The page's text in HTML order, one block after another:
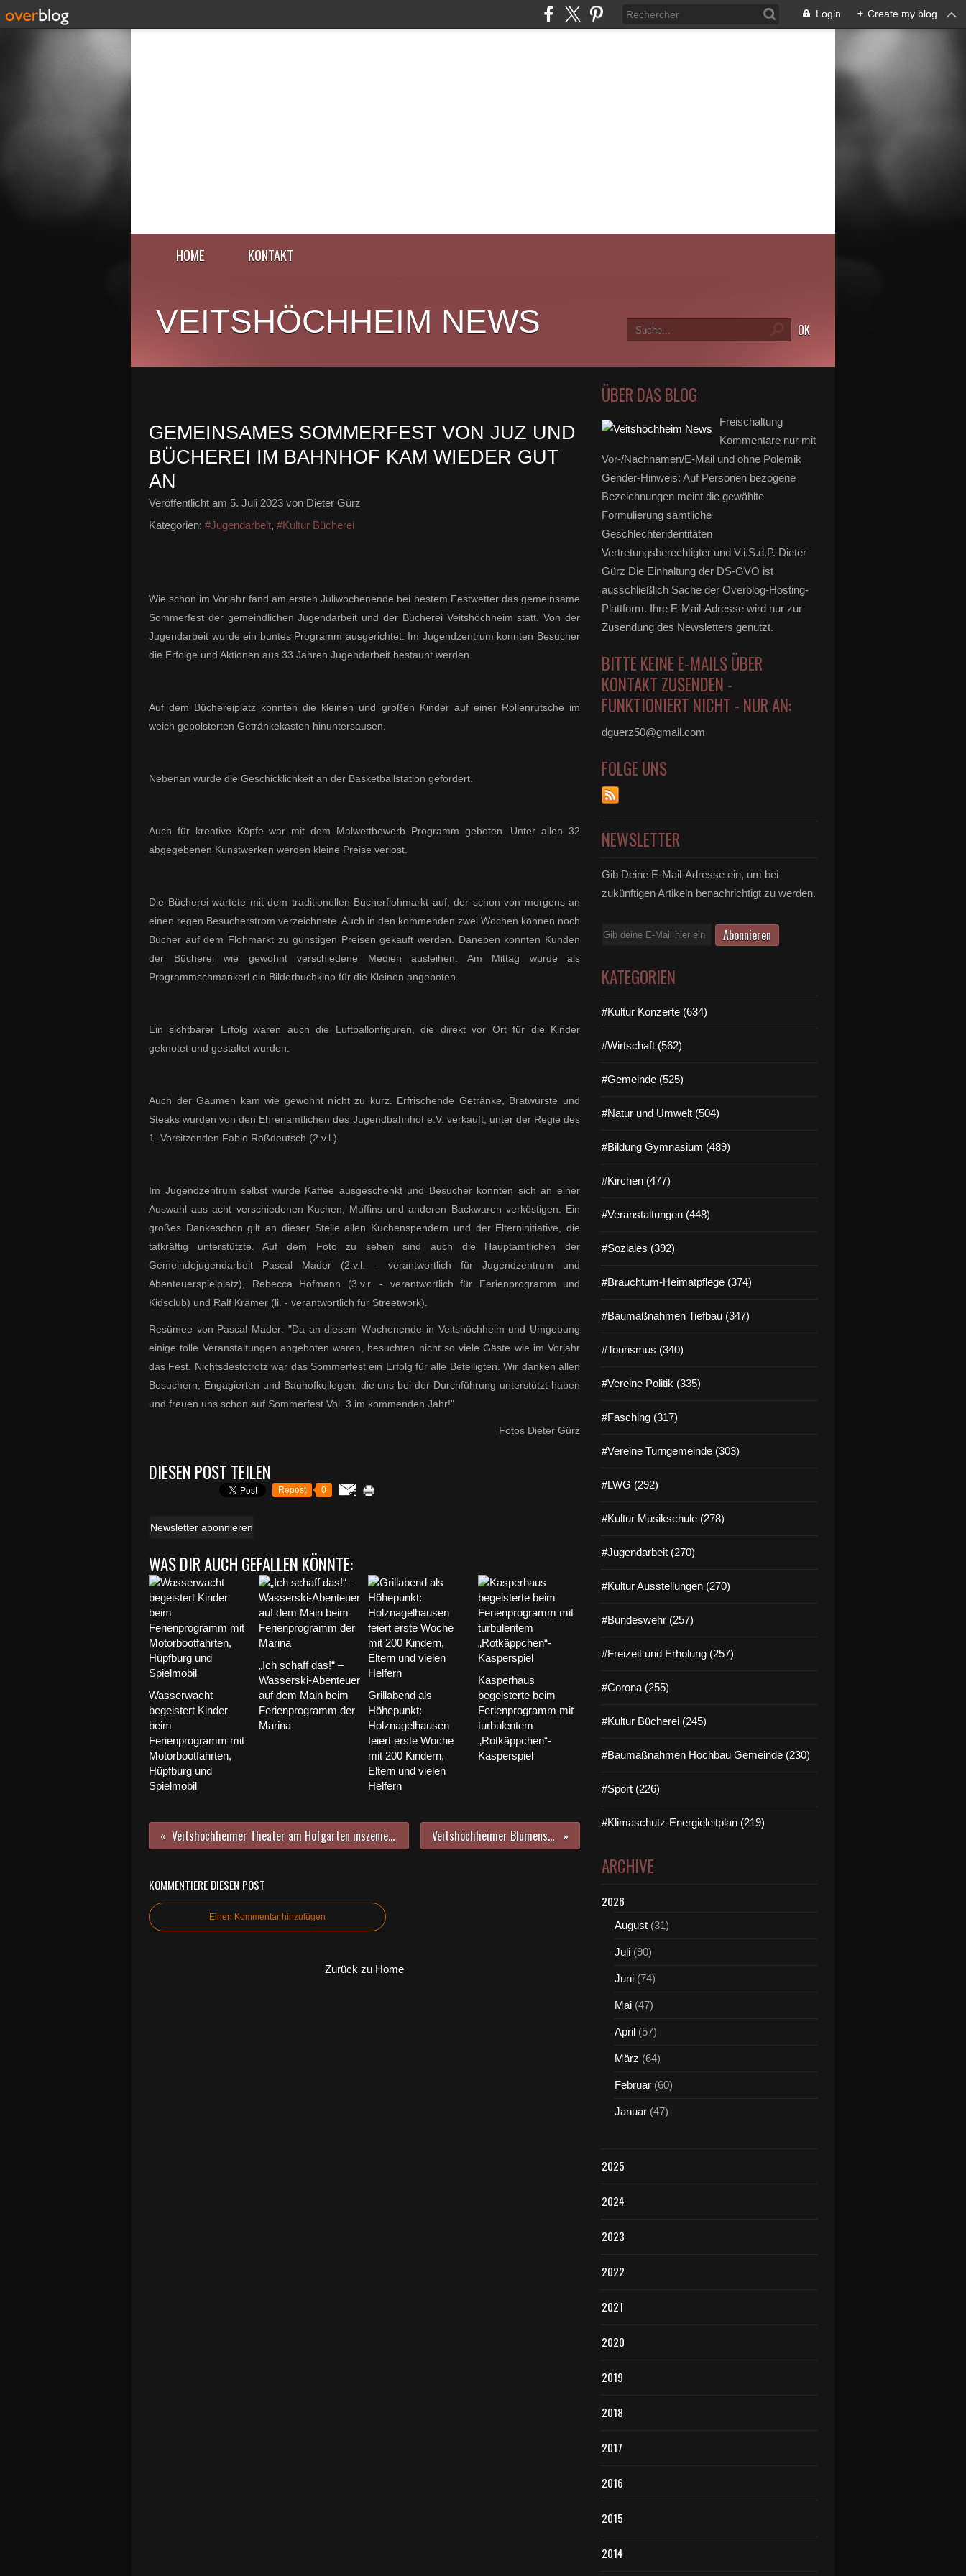
Login + Create my blog
HOME KONTAKT
VEITSHÖCHHEIM NEWS
GEMEINSAMES SOMMERFEST VON JUZ UND
BÜCHEREI IM BAHNHOF KAM WIEDER GUT
AN
Veröffentlicht am 5. Juli 2023 von Dieter Gürz
Kategorien: #Jugendarbeit, #Kultur Bücherei
Wie schon im Vorjahr fand am ersten Juliwochenende bei bestem Festwetter das gemeinsame
Sommerfest der gemeindlichen Jugendarbeit und der Bücherei Veitshöchheim statt. Von der
Jugendarbeit wurde ein buntes Programm ausgerichtet: Im Jugendzentrum konnten Besucher
die Erfolge und Aktionen aus 33 Jahren Jugendarbeit bestaunt werden.
Auf dem Büchereiplatz konnten die kleinen und großen Kinder auf einer Rollenrutsche im
weich gepolsterten Getränkekasten hinuntersausen.
Nebenan wurde die Geschicklichkeit an der Basketballstation gefordert.
Auch für kreative Köpfe war mit dem Malwettbewerb Programm geboten. Unter allen 32
abgegebenen Kunstwerken werden kleine Preise verlost.
Die Bücherei wartete mit dem traditionellen Bücherflohmarkt auf, der schon von morgens an
einen regen Besucherstrom verzeichnete. Auch in den kommenden zwei Wochen können noch
Bücher auf dem Flohmarkt zu günstigen Preisen gekauft werden. Daneben konnten Kunden
der Bücherei wie gewohnt verschiedene Medien ausleihen. Am Mittag wurde als
Programmschmankerl ein Bilderbuchkino für die Kleinen angeboten.
Ein sichtbarer Erfolg waren auch die Luftballonfiguren, die direkt vor Ort für die Kinder
geknotet und gestaltet wurden.
Auch der Gaumen kam wie gewohnt nicht zu kurz. Erfrischende Getränke, Bratwürste und
Steaks wurden von den Ehrenamtlichen des Jugendbahnhof e.V. verkauft, unter der Regie des
1. Vorsitzenden Fabio Roßdeutsch (2.v.l.).
Im Jugendzentrum selbst wurde Kaffee ausgeschenkt und Besucher konnten sich an einer
Auswahl aus acht verschiedenen Kuchen, Muffins und anderen Backwaren verköstigen. Ein
großes Dankeschön gilt an dieser Stelle allen Kuchenspendern und der Elterninitiative, die
tatkräftig unterstützte. Auf dem Foto zu sehen sind auch die Hauptamtlichen der
Gemeindejugendarbeit Pascal Mader (2.v.l. - verantwortlich für Jugendzentrum und
Abenteuerspielplatz), Rebecca Hofmann (3.v.r. - verantwortlich für Ferienprogramm und
Kidsclub) und Ralf Krämer (li. - verantwortlich für Streetwork).
Resümee von Pascal Mader: "Da an diesem Wochenende in Veitshöchheim und Umgebung
einige tolle Veranstaltungen angeboten waren, besuchten nicht so viele Gäste wie im Vorjahr
das Fest. Nichtsdestotrotz war das Sommerfest ein Erfolg für alle Beteiligten. Wir danken allen
Besuchern, Engagierten und Bauhofkollegen, die uns bei der Durchführung unterstützt haben
und freuen uns schon auf Sommerfest Vol. 3 im kommenden Jahr!"
Fotos Dieter Gürz
DIESEN POST TEILEN
Repost 0
Newsletter abonnieren
WAS DIR AUCH GEFALLEN KÖNNTE:
Wasserwacht
begeistert Kinder
beim
Ferienprogramm mit
Motorbootfahrten,
Hüpfburg und
Spielmobil
„Ich schaff das!“ –
Wasserski-Abenteuer
auf dem Main beim
Ferienprogramm der
Marina
Grillabend als
Höhepunkt:
Holznagelhausen
feiert erste Woche
mit 200 Kindern,
Eltern und vielen
Helfern
Kasperhaus
begeisterte beim
Ferienprogramm mit
turbulentem
„Rotkäppchen“-
Kasperspiel
Veitshöchheimer Theater am Hofgarten inszeniert im Hof der Familie Kauppert in Gadheim zwei Einakter über freche Schutzengel und Problemzonen Veitshöchheimer Blumenschmuckwettbewerb 2023 - Jurybegehung am 13. Juli 2023
KOMMENTIERE DIESEN POST
Einen Kommentar hinzufügen
Zurück zu Home
ÜBER DAS BLOG
Freischaltung
Kommentare nur mit
Vor-/Nachnamen/E-Mail und ohne Polemik
Gender-Hinweis: Auf Personen bezogene
Bezeichnungen meint die gewählte
Formulierung sämtliche
Geschlechteridentitäten
Vertretungsberechtigter und V.i.S.d.P. Dieter
Gürz Die Einhaltung der DS-GVO ist
ausschließlich Sache der Overblog-Hosting-
Plattform. Ihre E-Mail-Adresse wird nur zur
Zusendung des Newsletters genutzt.
BITTE KEINE E-MAILS ÜBER
KONTAKT ZUSENDEN -
FUNKTIONIERT NICHT - NUR AN:
dguerz50@gmail.com
FOLGE UNS
NEWSLETTER
Gib Deine E-Mail-Adresse ein, um bei
zukünftigen Artikeln benachrichtigt zu werden.
E-
KATEGORIEN
#Kultur Konzerte (634)
#Wirtschaft (562)
#Gemeinde (525)
#Natur und Umwelt (504)
#Bildung Gymnasium (489)
#Kirchen (477)
#Veranstaltungen (448)
#Soziales (392)
#Brauchtum-Heimatpflege (374)
#Baumaßnahmen Tiefbau (347)
#Tourismus (340)
#Vereine Politik (335)
#Fasching (317)
#Vereine Turngemeinde (303)
#LWG (292)
#Kultur Musikschule (278)
#Jugendarbeit (270)
#Kultur Ausstellungen (270)
#Bundeswehr (257)
#Freizeit und Erholung (257)
#Corona (255)
#Kultur Bücherei (245)
#Baumaßnahmen Hochbau Gemeinde (230)
#Sport (226)
#Klimaschutz-Energieleitplan (219)
ARCHIVE
2026
August (31)
Juli (90)
Juni (74)
Mai (47)
April (57)
März (64)
Februar (60)
Januar (47)
2025
2024
2023
2022
2021
2020
2019
2018
2017
2016
2015
2014